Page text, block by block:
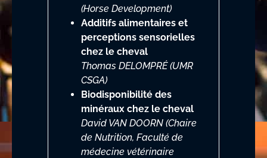
(Horse Development)
Additifs alimentaires et
perceptions sensorielles
chez le cheval
Thomas DELOMPRÉ (UMR
CSGA)
Biodisponibilité des
minéraux chez le cheval
David VAN DOORN (Chaire
de Nutrition, Faculté de
médecine vétérinaire